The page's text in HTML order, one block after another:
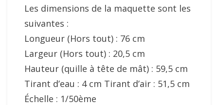
Les dimensions de la maquette sont les
suivantes :
Longueur (Hors tout) : 76 cm
Largeur (Hors tout) : 20,5 cm
Hauteur (quille à tête de mât) : 59,5 cm
Tirant d’eau : 4 cm Tirant d’air : 51,5 cm
Échelle : 1/50ème